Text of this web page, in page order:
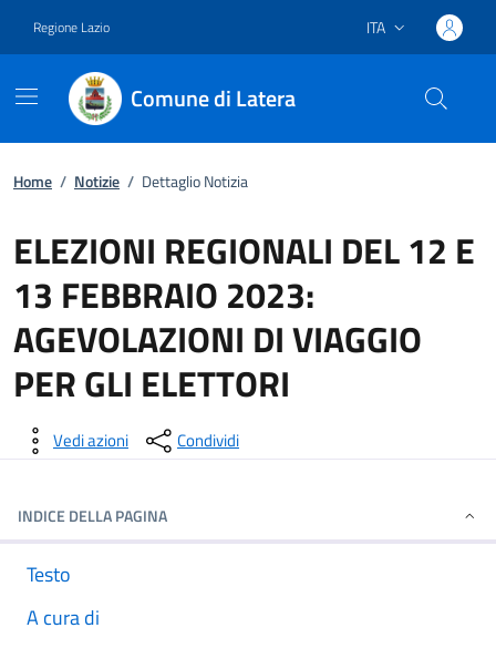
Regione Lazio Lingua attiva:
ITA
Comune di Latera
Home / Notizie / Dettaglio Notizia
ELEZIONI REGIONALI DEL 12 E
13 FEBBRAIO 2023:
AGEVOLAZIONI DI VIAGGIO
PER GLI ELETTORI
Dettagli della notizia
Vedi azioni Condividi
INDICE DELLA PAGINA
Testo
A cura di